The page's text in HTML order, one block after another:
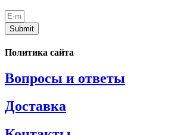
Submit
Политика сайта
Вопросы и ответы
Доставка